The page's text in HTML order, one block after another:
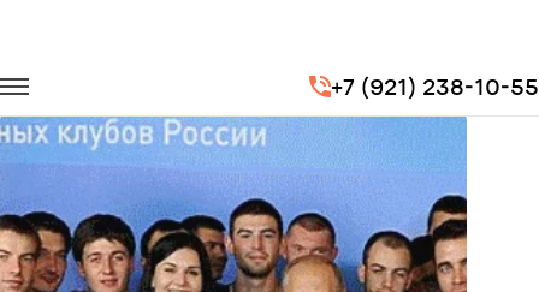
+7 (921) 238-10-55
Транспорт для спорта
Фестиваль "На спорте"